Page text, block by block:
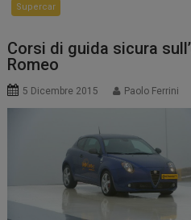
Supercar
Corsi di guida sicura
Romeo
5 Dicembre 2015 Paolo Ferrini